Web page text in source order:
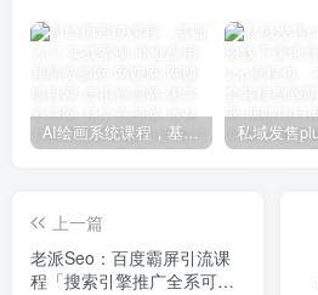
AI绘画系统课程，基础入门-实战案例-商业应用
上一篇
老派Seo：百度霸屏引流课
程「搜索引擎推广全系可复